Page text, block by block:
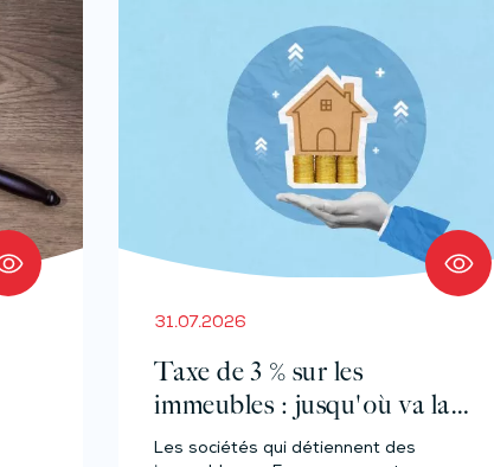
31.07.2026
Taxe de 3 % sur les
immeubles : jusqu'où va la
tolérance de
Les sociétés qui détiennent des